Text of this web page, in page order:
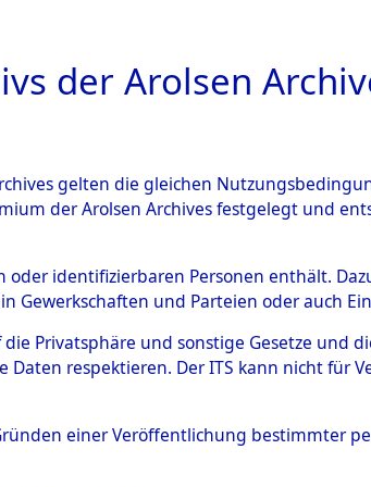
ÜBERSICHT BILD
Clearance
der Arolsen
gelten die gleichen
der Arolsen Archives festgelegt und
identifizierbaren Personen enthält.
und Parteien oder auch
Privatsphäre und sonstige Gesetze und
respektieren. Der ITS kann nicht für
einer Veröffentlichung bestimmter